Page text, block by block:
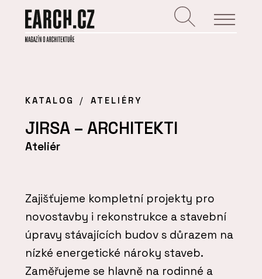
KATALOG ATELIÉRY
JIRSA – ARCHITEKTI
Ateliér
Zajišťujeme kompletní projekty pro
novostavby i rekonstrukce a stavební
úpravy stávajících budov s důrazem na
nízké energetické nároky staveb.
Zaměřujeme se hlavně na rodinné a